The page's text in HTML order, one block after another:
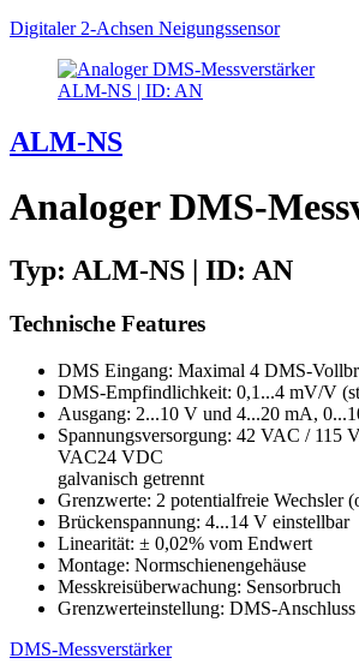
Digitaler 2-Achsen Neigungssensor
ALM-NS | ID: AN
ALM-NS
Analoger DMS-
Typ: ALM-NS | ID: AN
Technische Features
DMS Eingang: Maximal 4 DMS-
DMS-Empfindlichkeit: 0,1...4 mV/V
Ausgang: 2...10 V und 4...20 mA,
Spannungsversorgung: 42 VAC / 115
VAC24 VDC
galvanisch getrennt
Grenzwerte: 2 potentialfreie Wechsler
Brückenspannung: 4...14 V einstellbar
Linearität: ± 0,02% vom Endwert
Montage: Normschienengehäuse
Messkreisüberwachung: Sensorbruch
Grenzwerteinstellung: DMS-
DMS-Messverstärker